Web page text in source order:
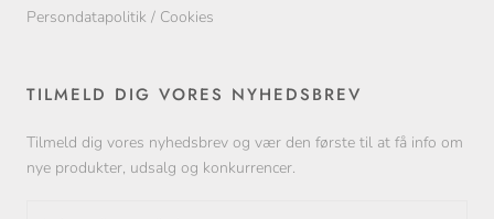
Persondatapolitik / Cookies
TILMELD DIG VORES NYHEDSBREV
Tilmeld dig vores nyhedsbrev og vær den første til at få info om
nye produkter, udsalg og konkurrencer.